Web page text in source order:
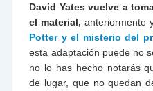
David Yates vuelve a
el material,anteriormente
Potter y el misterio del
esta adaptación puede no
no lo has hecho notarás
de lugar, que no quedan